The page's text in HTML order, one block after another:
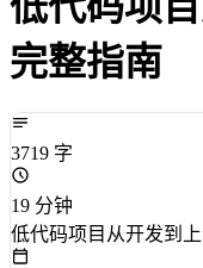
完整指南
3719 字
19 分钟
低代码项目从开发到